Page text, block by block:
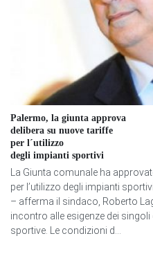
Palermo, la giunta approva
delibera su nuove tariffe
per l´utilizzo
degli impianti sportivi
La Giunta comunale ha
per l’utilizzo degli impianti
– afferma il sindaco, Roberto
incontro alle esigenze dei
sportive. Le condizioni d...